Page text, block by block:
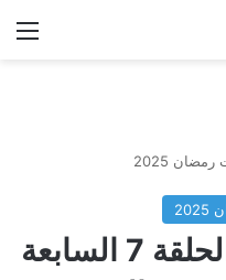
2025
مسلسل قطع وريد الحلقة 7 السابعة